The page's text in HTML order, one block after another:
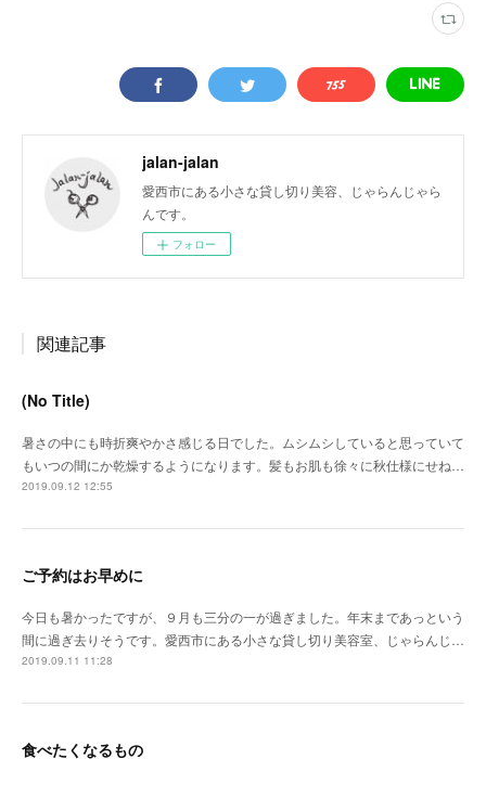
jalan-jalan
愛西市にある小さな貸し切り美容、じゃらんじゃら
んです。
フォロー
関連記事
(No Title)
暑さの中にも時折爽やかさ感じる日でした。ムシムシしていると思っていて
もいつの間にか乾燥するようになります。髪もお肌も徐々に秋仕様にせね…
2019.09.12 12:55
ご予約はお早めに
今日も暑かったですが、９月も三分の一が過ぎました。年末まであっという
間に過ぎ去りそうです。愛西市にある小さな貸し切り美容室、じゃらんじ…
2019.09.11 11:28
食べたくなるもの